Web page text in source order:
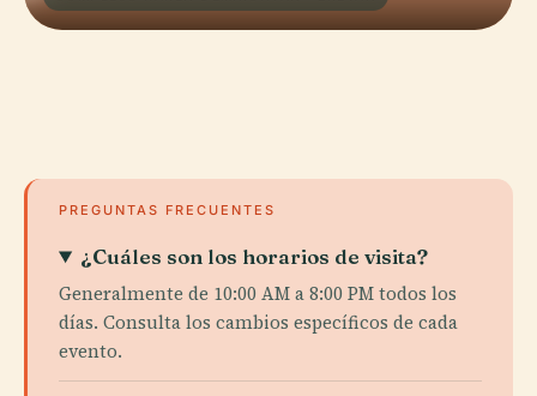
PREGUNTAS FRECUENTES
¿Cuáles son los horarios de visita?
Generalmente de 10:00 AM a 8:00 PM todos los
días. Consulta los cambios específicos de cada
evento.